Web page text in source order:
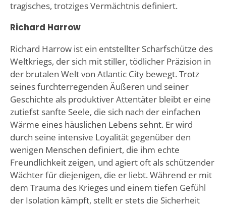
tragisches, trotziges Vermächtnis definiert.
Richard Harrow
Richard Harrow ist ein entstellter Scharfschütze des
Weltkriegs, der sich mit stiller, tödlicher Präzision in
der brutalen Welt von Atlantic City bewegt. Trotz
seines furchterregenden Äußeren und seiner
Geschichte als produktiver Attentäter bleibt er eine
zutiefst sanfte Seele, die sich nach der einfachen
Wärme eines häuslichen Lebens sehnt. Er wird
durch seine intensive Loyalität gegenüber den
wenigen Menschen definiert, die ihm echte
Freundlichkeit zeigen, und agiert oft als schützender
Wächter für diejenigen, die er liebt. Während er mit
dem Trauma des Krieges und einem tiefen Gefühl
der Isolation kämpft, stellt er stets die Sicherheit